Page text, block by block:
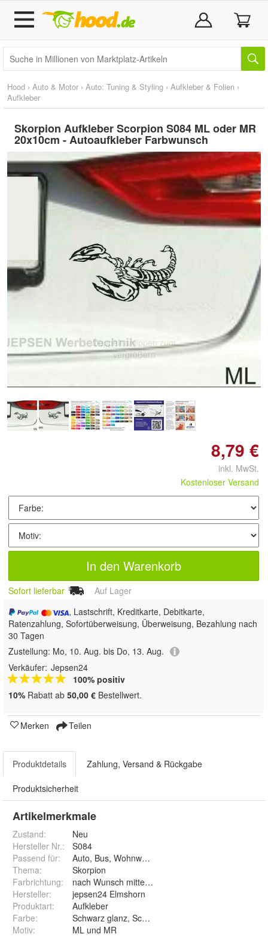
Hood › Auto & Motor › Auto: Tuning & Styling › Aufkleber & Folien ›
Aufkleber
Skorpion Aufkleber Scorpion S084 ML oder MR
20x10cm - Autoaufkleber Farbwunsch
Doppelt antippen zum
vergrößern
8,79 €
inkl. MwSt.
Kostenloser Versand
In den Warenkorb
Sofort lieferbar
Auf Lager
, Lastschrift, Kreditkarte, Debitkarte,
Ratenzahlung, Sofortüberweisung, Überweisung, Bezahlung nach
30 Tagen
Zustellung: Mo, 10. Aug. bis Do, 13. Aug.
Verkäufer: Jepsen24
100% positiv
10% Rabatt ab 50,00 € Bestellwert.
Merken Teilen
Produktdetails Zahlung, Versand & Rückgabe
Produktsicherheit
Artikelmerkmale
Zustand:
Neu
Hersteller Nr.:
S084
Passend für:
Auto, Bus, Wohnwagen, Wand, Fenster
Thema:
Skorpion
Farbrichtung:
nach Wunsch mitteilen
Hersteller:
jepsen24 Elmshorn
Produktart:
Aufkleber
Farbe:
Schwarz glanz, Schwarz matt, Weiß glanz, Weiß
Motiv: ML und MR